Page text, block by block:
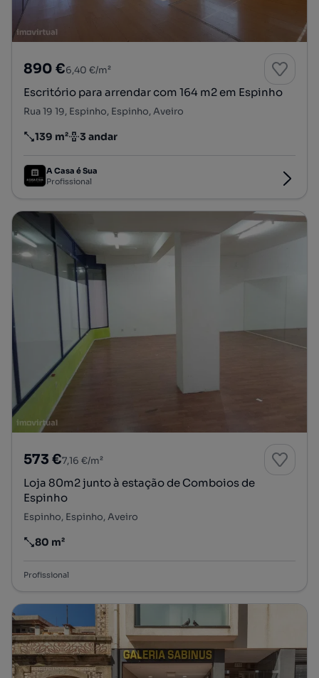
890 €6,40 €/m²
Escritório para arrendar com 164 m2 em Espinho
Rua 19 19, Espinho, Espinho, Aveiro
Preço por metro quadrado
139 m²
Andar 3 andar
A Casa é Sua
Profissional
573 €7,16 €/m²
Loja 80m2 junto à estação de Comboios de
Espinho
Espinho, Espinho, Aveiro
Preço por metro quadrado
80 m²
Profissional